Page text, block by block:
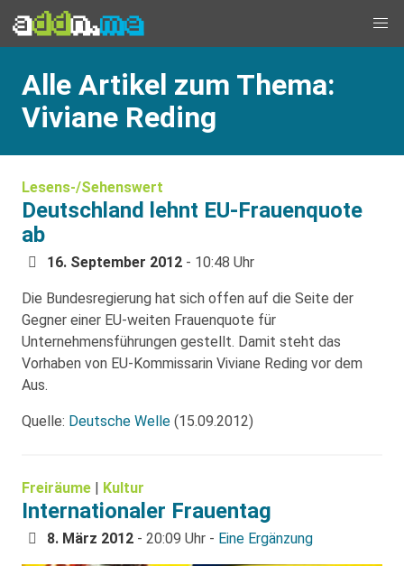
Alle Artikel zum Thema:
Viviane Reding
Lesens-/Sehenswert
Deutschland lehnt EU-Frauenquote
ab
16. September 2012 - 10:48 Uhr
Die Bundesregierung hat sich offen auf die Seite der
Gegner einer EU-weiten Frauenquote für
Unternehmensführungen gestellt. Damit steht das
Vorhaben von EU-Kommissarin Viviane Reding vor dem
Aus.
Quelle: Deutsche Welle (15.09.2012)
Freiräume | Kultur
Internationaler Frauentag
8. März 2012 - 20:09 Uhr - Eine Ergänzung